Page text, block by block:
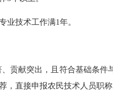
业技术工作满1年。
贡献突出，且符合基础条
，直接申报农民技术人员职称